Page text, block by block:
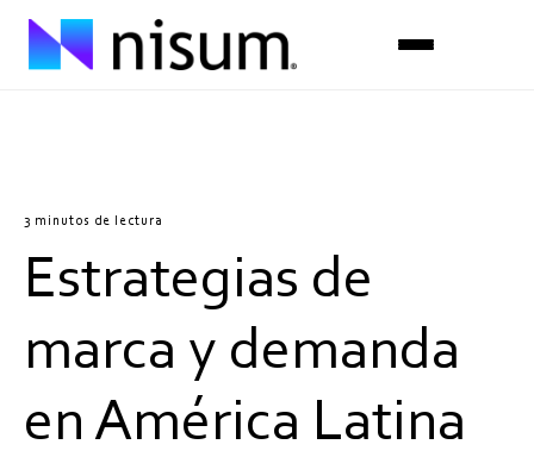
Insights
3 minutos de lectura
Estrategias de
marca y demanda
en América Latina